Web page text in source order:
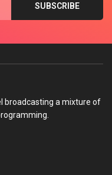
broadcasting a mixture of